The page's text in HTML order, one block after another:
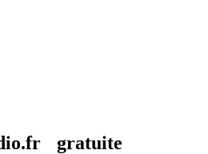
gratuite